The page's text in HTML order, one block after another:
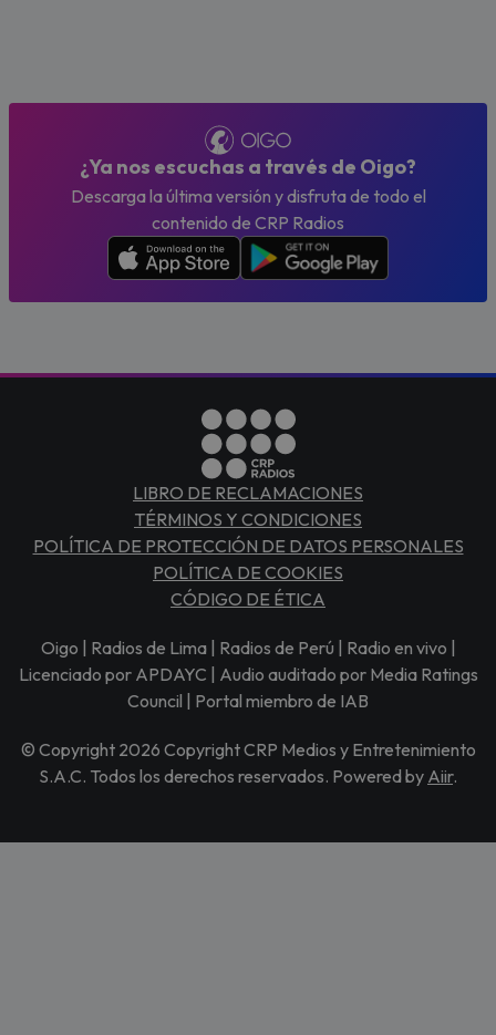
¿Ya nos escuchas a través de Oigo?
Descarga la última versión y disfruta de todo el
contenido de CRP Radios
LIBRO DE RECLAMACIONES
TÉRMINOS Y CONDICIONES
POLÍTICA DE PROTECCIÓN DE DATOS PERSONALES
POLÍTICA DE COOKIES
CÓDIGO DE ÉTICA
Oigo | Radios de Lima | Radios de Perú | Radio en vivo |
Licenciado por APDAYC | Audio auditado por Media Ratings
Council | Portal miembro de IAB
© Copyright 2026 Copyright CRP Medios y Entretenimiento
S.A.C. Todos los derechos reservados. Powered by Aiir.